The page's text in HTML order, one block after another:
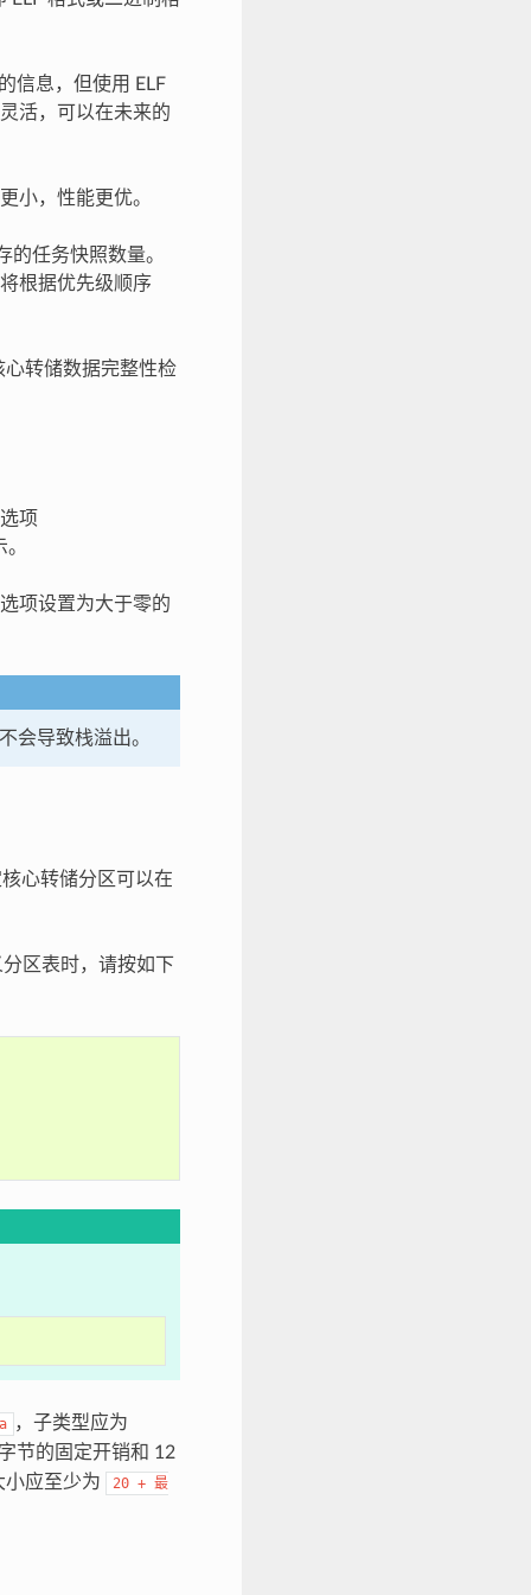
信息，但使用 ELF
活，可以在未来的
小，性能更优。
任务快照数量。
根据优先级顺序
转储数据完整性检
项
项设置为大于零的
会导致栈溢出。
心转储分区可以在
区表时，请按如下
，子类型应为
节的固定开销和 12
小应至少为
20 + 最